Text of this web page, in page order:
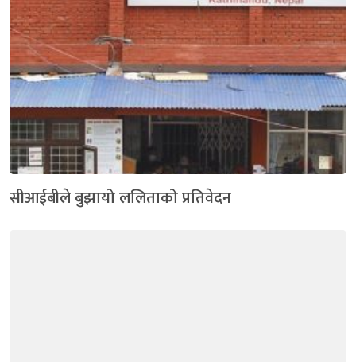
सीआईबीले बुझायो ललिताको प्रतिवेदन